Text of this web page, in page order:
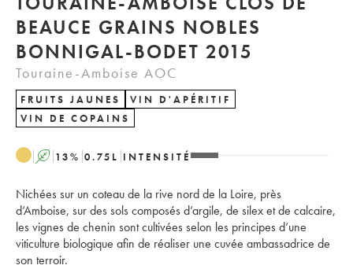
BEAUCE GRAINS NOBLES
BONNIGAL-BODET 2015
Touraine-Amboise AOC
FRUITS JAUNES
VIN D'APÉRITIF
VIN DE COPAINS
A 13% 0.75 L INTENSITÉ
Nichées sur un coteau de la rive nord de la Loire, près
d’Amboise, sur des sols composés d’argile, de silex et de calcaire,
les vignes de chenin sont cultivées selon les principes d’une
viticulture biologique afin de réaliser une cuvée ambassadrice de
son terroir.